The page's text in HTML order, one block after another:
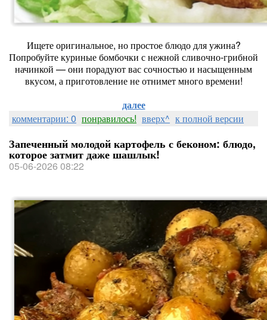
Ищете оригинальное, но простое блюдо для ужина?
Попробуйте куриные бомбочки с нежной сливочно‑грибной
начинкой — они порадуют вас сочностью и насыщенным
вкусом, а приготовление не отнимет много времени!
далее
комментарии: 0 понравилось! вверх^ к полной версии
Запеченный молодой картофель с беконом: блюдо,
которое затмит даже шашлык!
05-06-2026 08:22